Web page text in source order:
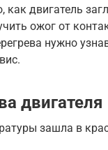
как двигатель
ожог от
нужно
двигателя
зашла в